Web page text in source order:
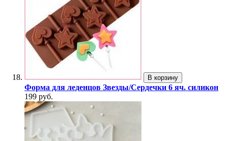
В корзину
Форма для леденцов Звезды/Сердечки 6 яч. силикон
199 руб.